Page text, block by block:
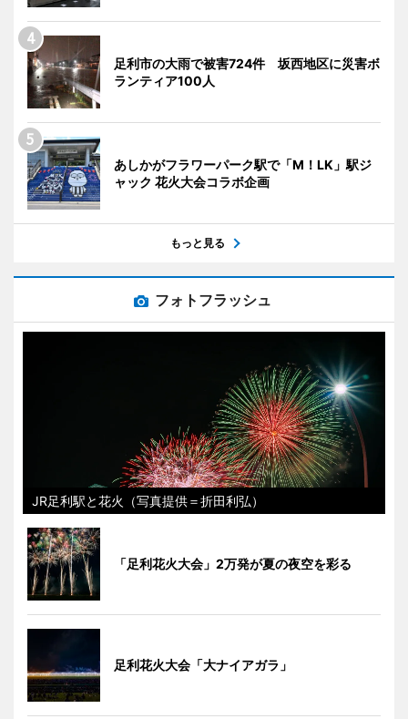
足利市の大雨で被害724件 坂西地区に災害ボ
ランティア100人
あしかがフラワーパーク駅で「M！LK」駅ジ
ャック 花火大会コラボ企画
もっと見る
フォトフラッシュ
JR足利駅と花火（写真提供＝折田利弘）
「足利花火大会」2万発が夏の夜空を彩る
足利花火大会「大ナイアガラ」